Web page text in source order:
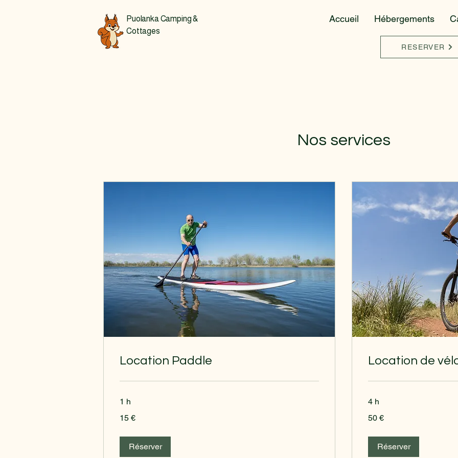
Puolanka Camping &
Cottages
Accueil Hébergements
RESERVER
Nos services
Location Paddle
1 h
euros
15 €
Réserver
Location de
4 h
euros
50 €
Réserver